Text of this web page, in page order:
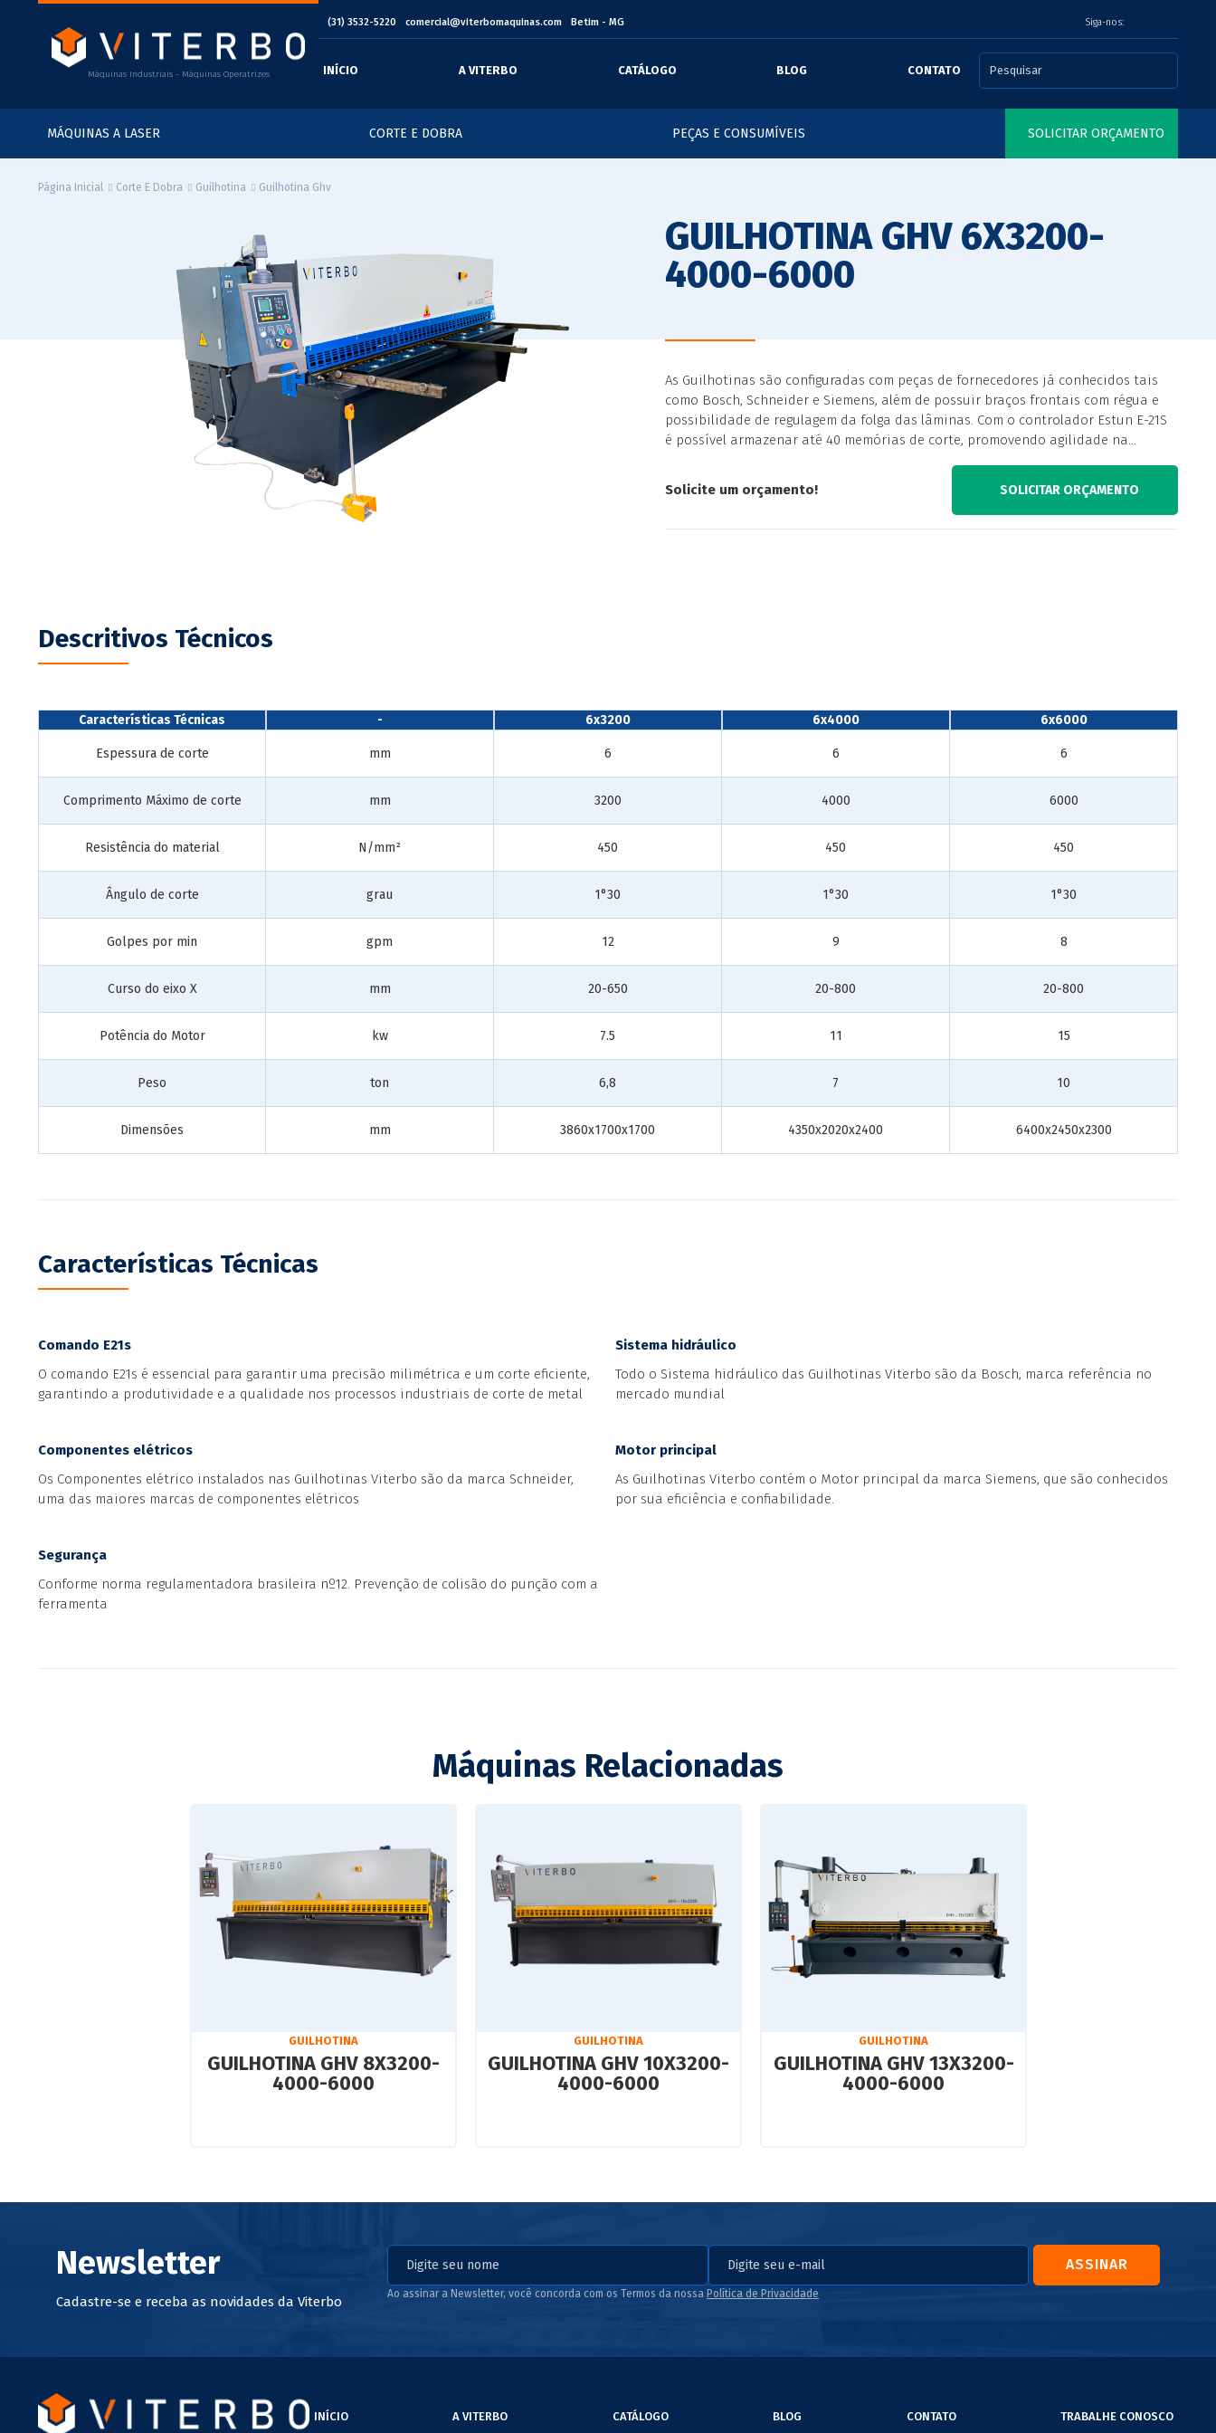
Máquinas Industriais - Máquinas Operatrizes
(31) 3532-5220 comercial@viterbomaquinas.com Betim - MG Siga-nos:
INÍCIO A VITERBO CATÁLOGO BLOG CONTATO
MÁQUINAS A LASER CORTE E DOBRA PEÇAS E CONSUMÍVEIS SOLICITAR ORÇAMENTO
Página Inicial Corte E Dobra Guilhotina Guilhotina Ghv
GUILHOTINA GHV 6X3200-
4000-6000
As Guilhotinas são configuradas com peças de fornecedores já conhecidos tais
como Bosch, Schneider e Siemens, além de possuir braços frontais com régua e
possibilidade de regulagem da folga das lâminas. Com o controlador Estun E-21S
é possível armazenar até 40 memórias de corte, promovendo agilidade na
Solicite um orçamento!
SOLICITAR ORÇAMENTO
Descritivos Técnicos
Características Técnicas
Espessura de corte
Comprimento Máximo de corte
Resistência do material
Ângulo de corte
Golpes por min
Curso do eixo X
Potência do Motor
Peso
Dimensões
-
mm
mm
N/mm²
grau
gpm
mm
kw
ton
mm
6x3200
6
3200
450
1°30
12
20-650
7.5
6,8
3860x1700x1700
6x4000
6
4000
450
1°30
9
20-800
11
7
4350x2020x2400
6x6000
6
6000
450
1°30
8
20-800
15
10
6400x2450x2300
Características Técnicas
Comando E21s
O comando E21s é essencial para garantir uma precisão milimétrica e um corte eficiente,
garantindo a produtividade e a qualidade nos processos industriais de corte de metal
Sistema hidráulico
Todo o Sistema hidráulico das Guilhotinas Viterbo são da Bosch, marca referência no
mercado mundial
Componentes elétricos
Os Componentes elétrico instalados nas Guilhotinas Viterbo são da marca Schneider,
uma das maiores marcas de componentes elétricos
Motor principal
As Guilhotinas Viterbo contém o Motor principal da marca Siemens, que são conhecidos
por sua eficiência e confiabilidade.
Segurança
Conforme norma regulamentadora brasileira nº12. Prevenção de colisão do punção com a
ferramenta
Máquinas Relacionadas
GUILHOTINA
GUILHOTINA GHV 8X3200-
4000-6000
GUILHOTINA
GUILHOTINA GHV 10X3200-
4000-6000
GUILHOTINA
GUILHOTINA GHV 13X3200-
4000-6000
Newsletter
Cadastre-se e receba as novidades da Viterbo
Ao assinar a Newsletter, você concorda com os Termos da nossa Política de Privacidade
ASSINAR
INÍCIO A VITERBO CATÁLOGO BLOG CONTATO TRABALHE CONOSCO